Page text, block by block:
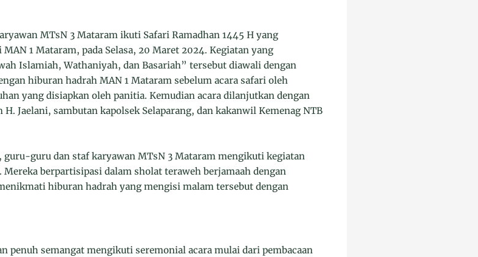
MTsN 3 Mataram ikuti Safari Ramadhan 1445 H yang
1 Mataram, pada Selasa, 20 Maret 2024. Kegiatan yang
Islamiah, Wathaniyah, dan Basariah” tersebut diawali dengan
hiburan hadrah MAN 1 Mataram sebelum acara safari oleh
yang disiapkan oleh panitia. Kemudian acara dilanjutkan dengan
Jaelani, sambutan kapolsek Selaparang, dan kakanwil Kemenag NTB
guru-guru dan staf karyawan MTsN 3 Mataram mengikuti kegiatan
Mereka berpartisipasi dalam sholat teraweh berjamaah dengan
hiburan hadrah yang mengisi malam tersebut dengan
penuh semangat mengikuti seremonial acara mulai dari pembacaan